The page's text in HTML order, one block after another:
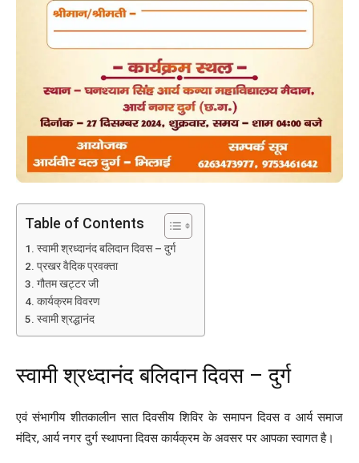
Table of Contents
स्वामी श्रध्दानंद बलिदान दिवस – दुर्ग
प्रखर वैदिक प्रवक्ता
गौतम खट्टर जी
कार्यक्रम विवरण
स्वामी श्रद्धानंद
स्वामी श्रध्दानंद बलिदान दिवस – दुर्ग
एवं संभागीय शीतकालीन सात दिवसीय शिविर के समापन दिवस व आर्य समाज
मंदिर, आर्य नगर दुर्ग स्थापना दिवस कार्यक्रम के अवसर पर आपका स्वागत है।